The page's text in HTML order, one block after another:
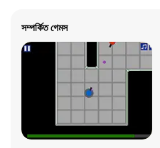
সম্পর্কিত গেমস